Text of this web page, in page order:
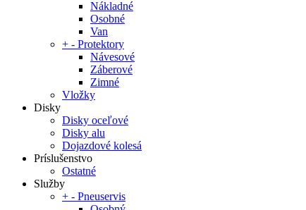
Nákladné
Osobné
Van
+ - Protektory
Návesové
Záberové
Zimné
Vložky
Disky
Disky oceľové
Disky alu
Dojazdové kolesá
Príslušenstvo
Ostatné
Služby
+ - Pneuservis